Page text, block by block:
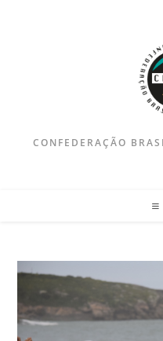
CONFEDERAÇÃO